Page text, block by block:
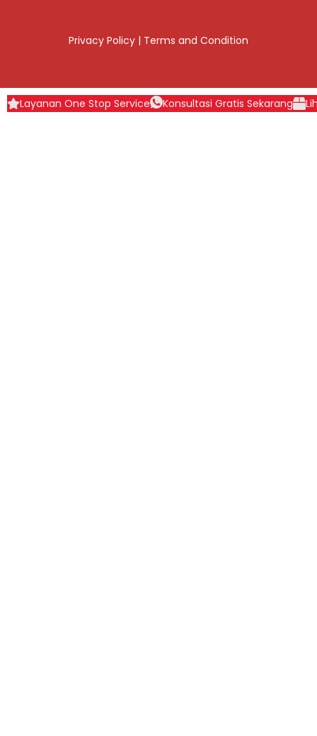
Privacy Policy | Terms and Condition
Layanan One Stop Service Konsultasi Gratis Sekarang